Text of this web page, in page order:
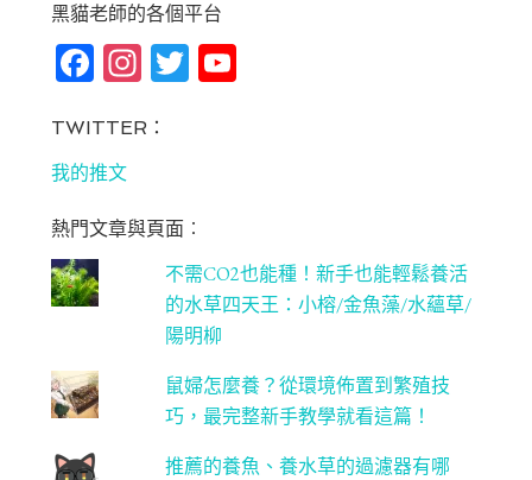
黑貓老師的各個平台
Fa
bo
ok
In
ag
m
T Yo
C
ha
n
ne
l
TWITTER：
我的推文
熱門文章與頁面︰
不需CO2也能種！新手也能輕鬆養活
的水草四天王：小榕/金魚藻/水蘊草/
陽明柳
鼠婦怎麼養？從環境佈置到繁殖技
巧，最完整新手教學就看這篇！
推薦的養魚、養水草的過濾器有哪